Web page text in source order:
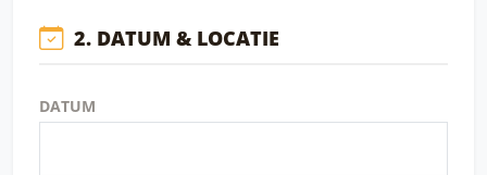
2. DATUM & LOCATIE
DATUM